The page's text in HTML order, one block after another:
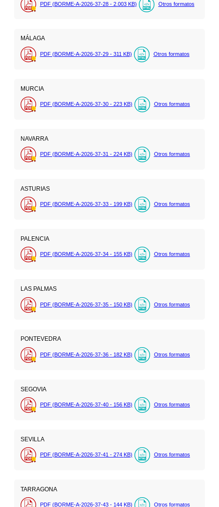
PDF (BORME-A-2026-37-28 - 2.003 KB) Otros formatos
MÁLAGA
PDF (BORME-A-2026-37-29 - 311 KB) Otros formatos
MURCIA
PDF (BORME-A-2026-37-30 - 223 KB) Otros formatos
NAVARRA
PDF (BORME-A-2026-37-31 - 224 KB) Otros formatos
ASTURIAS
PDF (BORME-A-2026-37-33 - 199 KB) Otros formatos
PALENCIA
PDF (BORME-A-2026-37-34 - 155 KB) Otros formatos
LAS PALMAS
PDF (BORME-A-2026-37-35 - 150 KB) Otros formatos
PONTEVEDRA
PDF (BORME-A-2026-37-36 - 182 KB) Otros formatos
SEGOVIA
PDF (BORME-A-2026-37-40 - 156 KB) Otros formatos
SEVILLA
PDF (BORME-A-2026-37-41 - 274 KB) Otros formatos
TARRAGONA
PDF (BORME-A-2026-37-43 - 144 KB) Otros formatos